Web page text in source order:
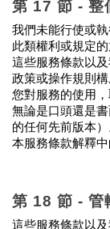
第 17 節 - 整
我們未能行使或
此類權利或規定的
這些服務條款以
政策或操作規則
您對服務的使用
無論是口頭還是
的任何先前版本）
本服務條款解釋
第 18 節 - 管
這些服務條款以